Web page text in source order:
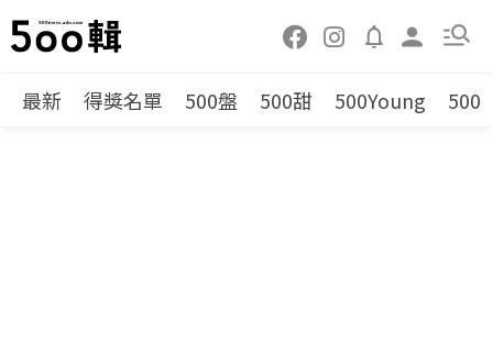
最新 得獎名單 500盤 500甜 500Young 500